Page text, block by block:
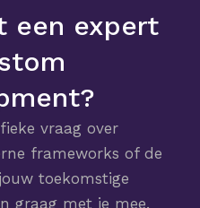
een expert
vraag over
frameworks of de
toekomstige
graag met je mee.